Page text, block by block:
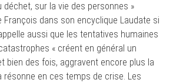
déchet, sur la vie des personnes »
François dans son encyclique Laudate si
aussi que les tentatives humaines
« créent en général un
bien des fois, aggravent encore plus la
résonne en ces temps de crise. Les